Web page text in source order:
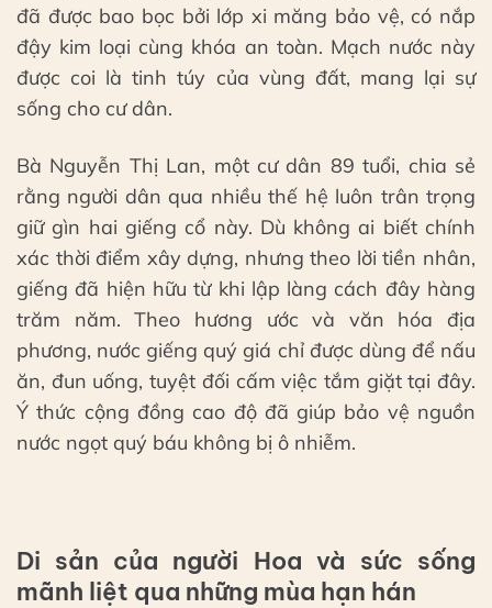
đã được bao bọc bởi lớp xi măng bảo vệ, có nắp
đậy kim loại cùng khóa an toàn. Mạch nước này
được coi là tinh túy của vùng đất, mang lại sự
sống cho cư dân.
Bà Nguyễn Thị Lan, một cư dân 89 tuổi, chia sẻ
rằng người dân qua nhiều thế hệ luôn trân trọng
giữ gìn hai giếng cổ này. Dù không ai biết chính
xác thời điểm xây dựng, nhưng theo lời tiền nhân,
giếng đã hiện hữu từ khi lập làng cách đây hàng
trăm năm. Theo hương ước và văn hóa địa
phương, nước giếng quý giá chỉ được dùng để nấu
ăn, đun uống, tuyệt đối cấm việc tắm giặt tại đây.
Ý thức cộng đồng cao độ đã giúp bảo vệ nguồn
nước ngọt quý báu không bị ô nhiễm.
Di sản của người Hoa và sức sống
mãnh liệt qua những mùa hạn hán